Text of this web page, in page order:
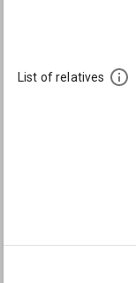
List of relatives